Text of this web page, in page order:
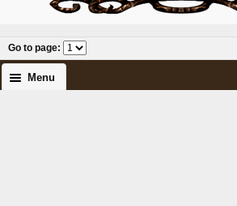
Go to page:
Menu